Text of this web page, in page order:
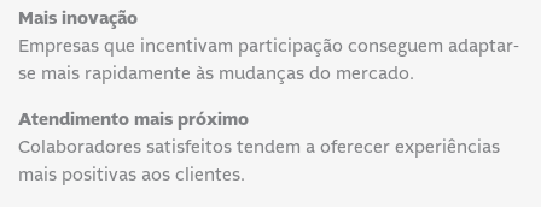
Mais inovação
Empresas que incentivam participação conseguem adaptar-
se mais rapidamente às mudanças do mercado.
Atendimento mais próximo
Colaboradores satisfeitos tendem a oferecer experiências
mais positivas aos clientes.